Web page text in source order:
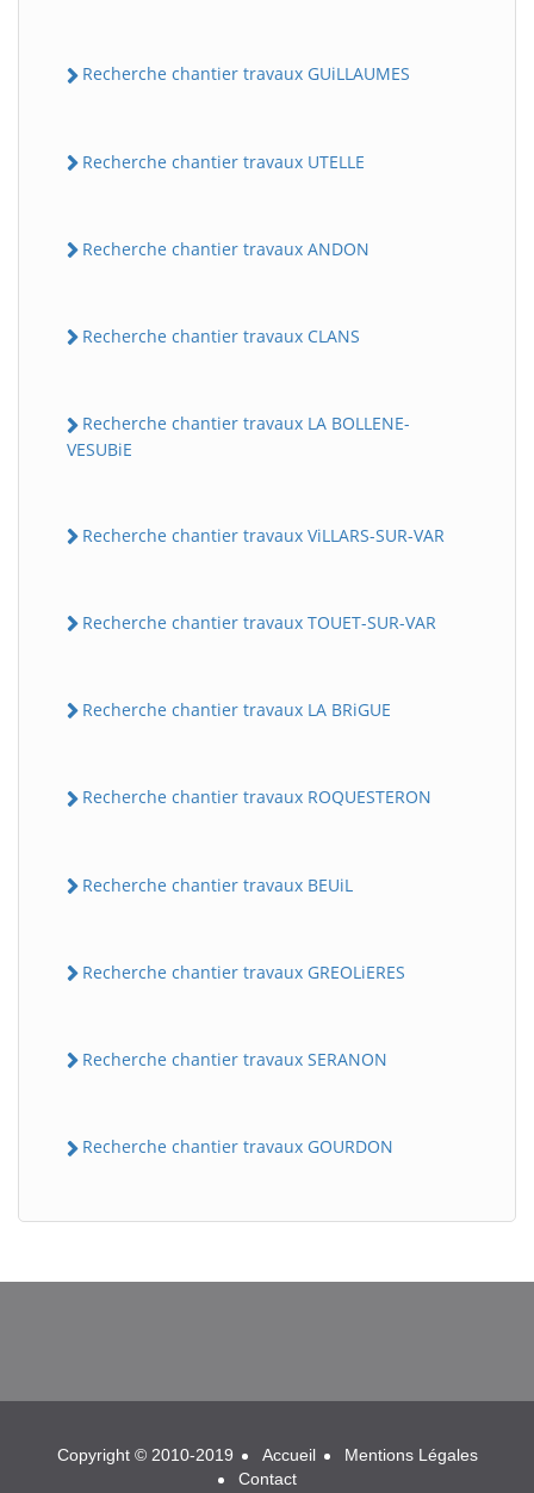
Recherche chantier travaux GUiLLAUMES
Recherche chantier travaux UTELLE
Recherche chantier travaux ANDON
Recherche chantier travaux CLANS
Recherche chantier travaux LA BOLLENE-
VESUBiE
Recherche chantier travaux ViLLARS-SUR-VAR
Recherche chantier travaux TOUET-SUR-VAR
Recherche chantier travaux LA BRiGUE
Recherche chantier travaux ROQUESTERON
Recherche chantier travaux BEUiL
Recherche chantier travaux GREOLiERES
Recherche chantier travaux SERANON
Recherche chantier travaux GOURDON
BatiWebPro
Copyright © 2010-2019 Accueil
Mentions Légales
Contact